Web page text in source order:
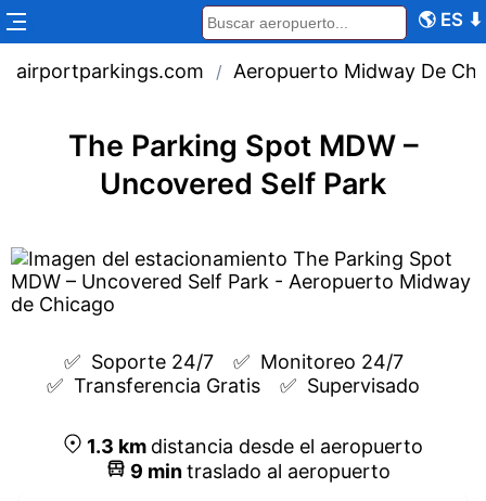
🌎 ES ⬇
airportparkings.com / Aeropuerto Midway De
The Parking Spot MDW –
Uncovered Self Park
✅ Soporte 24/7 ✅ Monitoreo 24/7
✅ Transferencia Gratis ✅ Supervisado
1.3 km distancia desde el aeropuerto
9 mintraslado al aeropuerto